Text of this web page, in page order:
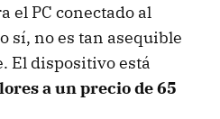
el PC conectado al
sí, no es tan asequible
El dispositivo está
a un precio de 65